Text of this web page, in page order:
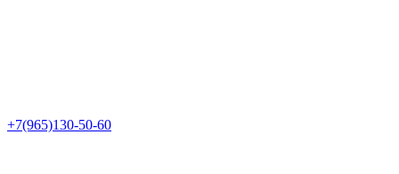
+7(965)130-50-60